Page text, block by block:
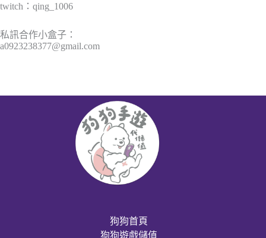
twitch：qing_1006
私訊合作小盒子：
a0923238377@gmail.com
狗狗首頁
狗狗遊戲儲值